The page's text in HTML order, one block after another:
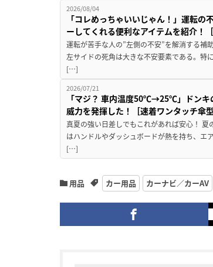
2026/08/04
「コレめっちゃいいじゃん！」運転
ーしてくれる便利なアイテムを紹介！
運転が苦手な人の”左側の不安”を解消する補
左サイドの死角は大きな不安要素である。特
[…]
2026/07/21
「マジ？ 車内温度50℃→25℃」ドンキ
威力を発揮した！［速着ワンタッチ傘
真夏の強い日差しでもこれがあれば安心！
はハンドルやダッシュボードが熱を持ち、エ
[…]
用品 カー用品 カーナビ／カーAV